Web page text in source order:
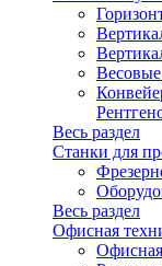
Весь раздел
Станки для
Весь раздел
Офисная